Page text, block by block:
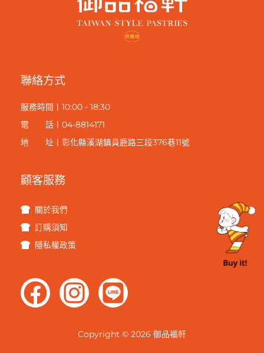
聯絡方式
服務時間丨10:00 - 18:30
電 話丨04-8814171
地 址丨彰化縣溪湖鎮員鹿路三段376巷11號
顧客服務
關於我們
訂購須知
隱私權政策
Copyright © 2026 御品福軒